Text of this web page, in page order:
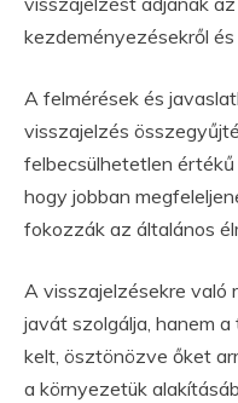
kezdeményezésekről
A felmérések és
visszajelzés
felbecsülhetetlen
hogy jobban
fokozzák az általános
A visszajelzésekre való
javát szolgálja, hanem
kelt, ösztönözve őket
a környezetük